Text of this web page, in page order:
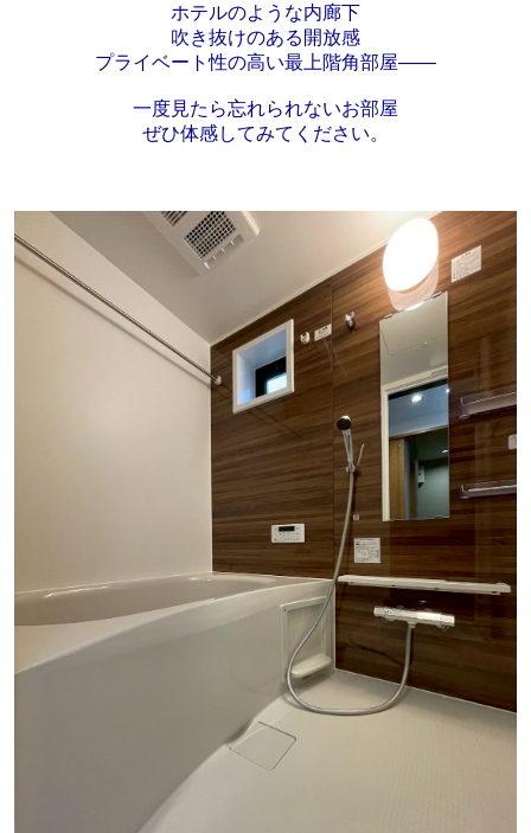
ホテルのような内廊下
吹き抜けのある開放感
プライベート性の高い最上階角部屋――
一度見たら忘れられないお部屋
ぜひ体感してみてください。